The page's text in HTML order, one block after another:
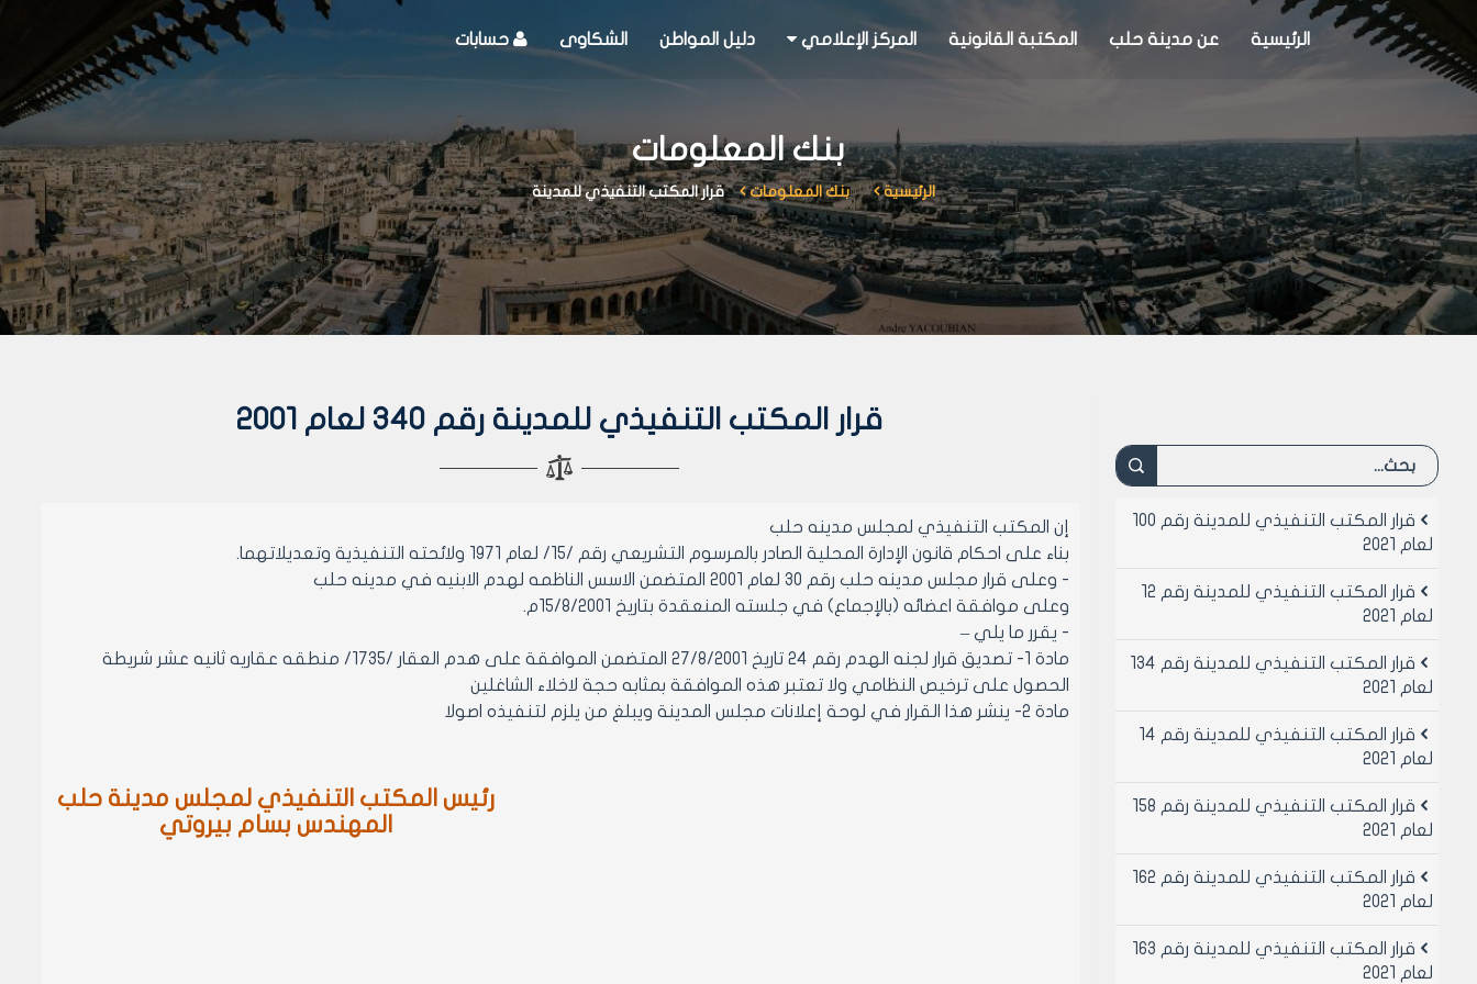
الرئيسية عن مدينة حلب المكتبة القانونية المركز الإعلامي دليل المواطن الشكاوى حسابات
بنك المعلومات
الرئيسية بنك المعلومات قرار المكتب التنفيذي للمدينة
قرار المكتب التنفيذي للمدينة رقم 340 لعام 2001
إن المكتب التنفيذي لمجلس مدينه حلب
بناء على احكام قانون الإدارة المحلية الصادر بالمرسوم التشريعي رقم /15/ لعام 1971 ولائحته التنفيذية وتعديلاتهما.
- وعلى قرار مجلس مدينه حلب رقم 30 لعام 2001 المتضمن الاسس الناظمه لهدم الابنيه في مدينه حلب
وعلى موافقة اعضائه (بالإجماع) في جلسته المنعقدة بتاريخ 15/8/2001م.
- يقرر ما يلي –
مادة 1- تصديق قرار لجنه الهدم رقم 24 تاريخ 27/8/2001 المتضمن الموافقة على هدم العقار /1735/ منطقه عقاريه ثانيه عشر شريطة
الحصول على ترخيص النظامي ولا تعتبر هذه الموافقة بمثابه حجة لاخلاء الشاغلين
مادة 2- ينشر هذا القرار في لوحة إعلانات مجلس المدينة ويبلغ من يلزم لتنفيذه اصولا
رئيس المكتب التنفيذي لمجلس مدينة حلب
المهندس بسام بيروتي
قرار المكتب التنفيذي للمدينة رقم 100
لعام 2021
قرار المكتب التنفيذي للمدينة رقم 12
لعام 2021
قرار المكتب التنفيذي للمدينة رقم 134
لعام 2021
قرار المكتب التنفيذي للمدينة رقم 14
لعام 2021
قرار المكتب التنفيذي للمدينة رقم 158
لعام 2021
قرار المكتب التنفيذي للمدينة رقم 162
لعام 2021
قرار المكتب التنفيذي للمدينة رقم 163
لعام 2021